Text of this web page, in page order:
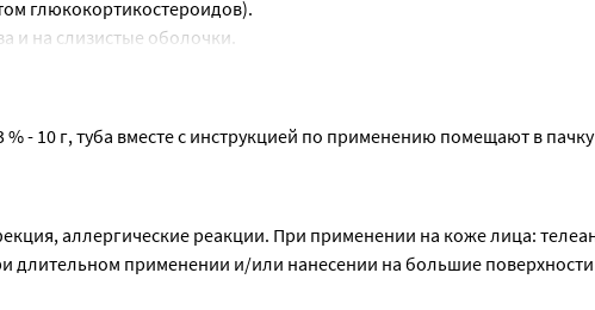
глюкокортикостероидов).
и на слизистые оболочки.
на коже лица лечение должно быть коротким из-за повышенного
который может вызывать аллергические реакции, в том
- 10 г, туба вместе с инструкцией по применению помещают в
аллергические реакции. При применении на коже лица:
длительном применении и/или нанесении на большие